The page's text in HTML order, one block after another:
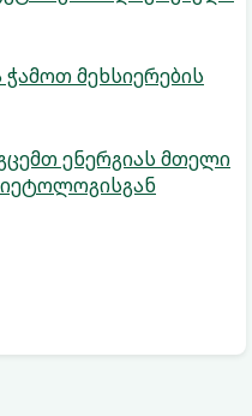
მეხსიერების
ენერგიას მთელი